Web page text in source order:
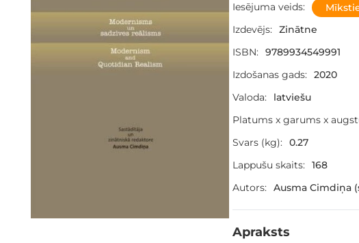
Iesējuma veids:
Izdevējs:
Zinātne
ISBN:
9789934549991
Izdošanas gads:
2020
Valoda:
latviešu
Platums x garums x
Svars (kg):
0.27
Lappušu skaits:
168
Autors:
Ausma Cimdiņa
Apraksts